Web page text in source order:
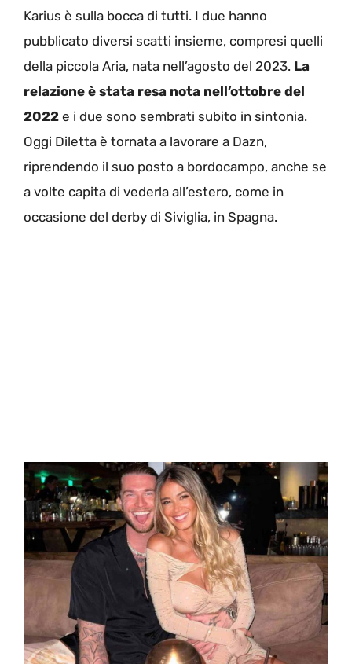
Karius è sulla bocca di tutti. I due hanno
pubblicato diversi scatti insieme, compresi quelli
della piccola Aria, nata nell’agosto del 2023. La
relazione è stata resa nota nell’ottobre del
2022 e i due sono sembrati subito in sintonia.
Oggi Diletta è tornata a lavorare a Dazn,
riprendendo il suo posto a bordocampo, anche se
a volte capita di vederla all’estero, come in
occasione del derby di Siviglia, in Spagna.